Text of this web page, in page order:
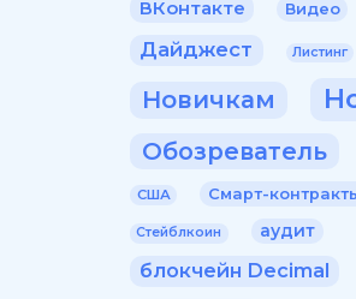
ВКонтакте Видео
Дайджест Листинг
Новичкам
Обозреватель
США Смарт-
Стейблкоин аудит
блокчейн Decimal